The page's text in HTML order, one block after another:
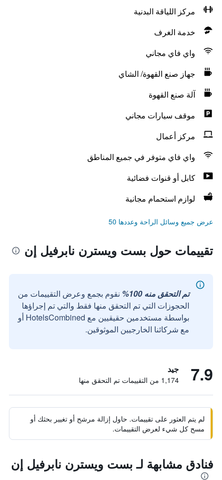
مركز اللياقة البدنية
خدمة الغرف
واي فاي مجاني
جهاز صنع القهوة/ الشاي
آلة صنع القهوة
موقف سيارات مجاني
مركز أعمال
واي فاي متوفر في جميع المناطق
كابل أو قنوات فضائية
لوازم استحمام مجانية
عرض جميع وسائل الراحة وعددها 50
تقييمات حول بست ويسترن نابرفيل إن
تم التحقق منه 100%
نقوم بجمع وعرض التقييمات من
الحجوزات التي تم التحقق منها فقط والتي تم إجراؤها
بواسطة مستخدمين حقيقيين مع HotelsCombined أو
مع شركائنا الخارجيين الموثوقين.
7.9 جيد
1,174 من التقييمات تم التحقق منها
لم يتم العثور على تقييمات. حاول إزالة مرشح أو تغيير بحثك أو
مسح كل شيء لعرض التقييمات.
فنادق مشابهة لـ بست ويسترن نابرفيل إن